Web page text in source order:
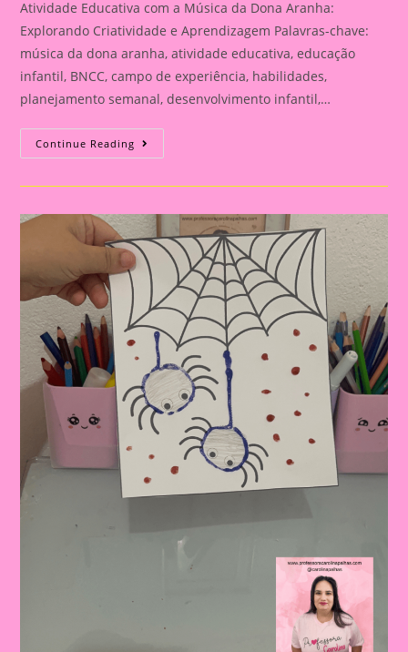
Atividade Educativa com a Música da Dona Aranha:
Explorando Criatividade e Aprendizagem Palavras-chave:
música da dona aranha, atividade educativa, educação
infantil, BNCC, campo de experiência, habilidades,
planejamento semanal, desenvolvimento infantil,…
Continue Reading Atividade
Educativa
Dona
Aranha:
Explorando
Criatividade
E
Aprendizagem